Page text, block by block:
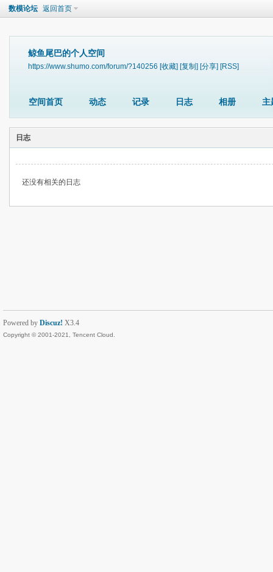
数模论坛 返回首页
鲸鱼尾巴的个人空间
https://www.shumo.com/forum/?140256 [收藏] [复制] [分享] [RSS]
空间首页 动态 记录 日志 相册 主
日志
还没有相关的日志
Powered by Discuz! X3.4
Copyright © 2001-2021, Tencent Cloud.